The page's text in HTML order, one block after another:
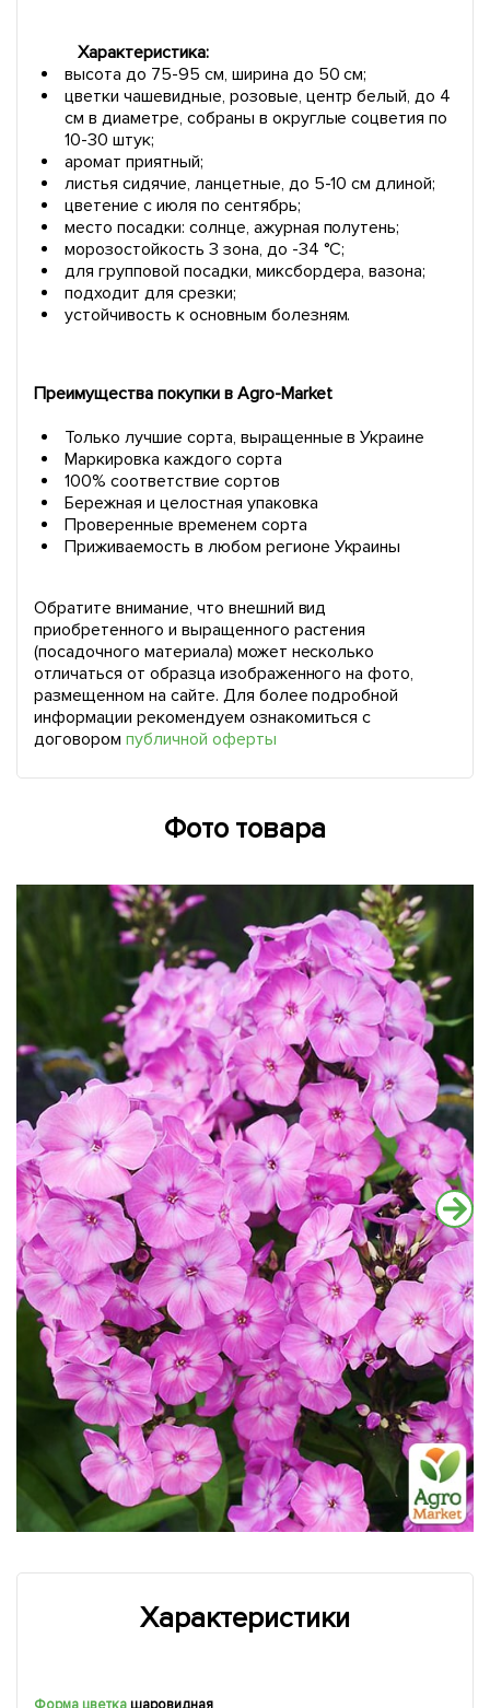
Характеристика:
высота до 75-95 см, ширина до 50 см;
цветки чашевидные, розовые, центр белый, до 4
см в диаметре, собраны в округлые соцветия по
10-30 штук;
аромат приятный;
листья сидячие, ланцетные, до 5-10 см длиной;
цветение с июля по сентябрь;
место посадки: солнце, ажурная полутень;
морозостойкость 3 зона, до -34 °C;
для групповой посадки, миксбордера, вазона;
подходит для срезки;
устойчивость к основным болезням.
Преимущества покупки в Agro-Market
Только лучшие сорта, выращенные в Украине
Маркировка каждого сорта
100% соответствие сортов
Бережная и целостная упаковка
Проверенные временем сорта
Приживаемость в любом регионе Украины
Обратите внимание, что внешний вид
приобретенного и выращенного растения
(посадочного материала) может несколько
отличаться от образца изображенного на фото,
размещенном на сайте. Для более подробной
информации рекомендуем ознакомиться с
договором публичной оферты
Фото товара
Характеристики
Форма цветкашаровидная